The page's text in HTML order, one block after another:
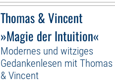
Thomas & Vincent
»Magie der Intuition«
Modernes und witziges
Gedankenlesen mit Thomas
& Vincent